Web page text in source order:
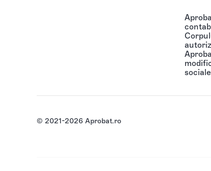
© 2021-2026 Aprobat.ro